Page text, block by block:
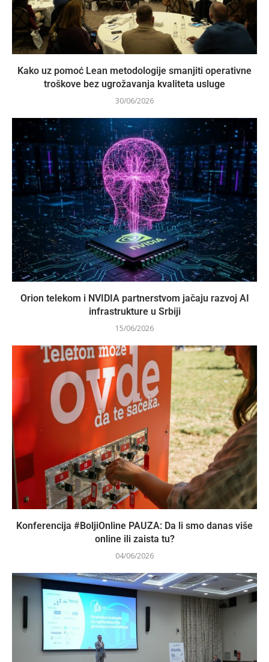
Kako uz pomoć Lean metodologije smanjiti operativne
troškove bez ugrožavanja kvaliteta usluge
30/06/2026
Orion telekom i NVIDIA partnerstvom jačaju razvoj AI
infrastrukture u Srbiji
15/06/2026
Konferencija #BoljiOnline PAUZA: Da li smo danas više
online ili zaista tu?
04/06/2026